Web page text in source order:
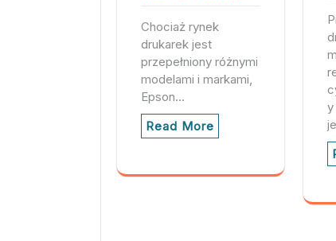
Chociaż rynek
drukarek jest
przepełniony różnymi
modelami i markami,
Epson…
Read More
y